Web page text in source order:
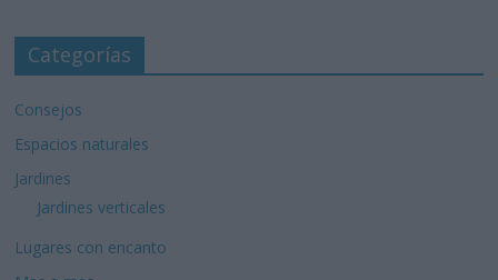
Categorías
Consejos
Espacios naturales
Jardines
Jardines verticales
Lugares con encanto